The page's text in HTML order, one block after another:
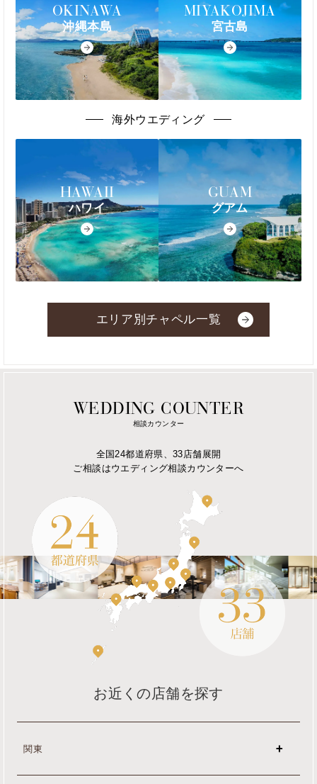
OKINAWA
沖縄本島
MIYAKOJIMA
宮古島
海外ウエディング
HAWAII
ハワイ
GUAM
グアム
エリア別チャペル一覧
WEDDING COUNTER
相談カウンター
全国24都道府県、33店舗展開
ご相談はウエディング相談カウンターへ
お近くの店舗を探す
関東